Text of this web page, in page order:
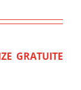
GRATUITE